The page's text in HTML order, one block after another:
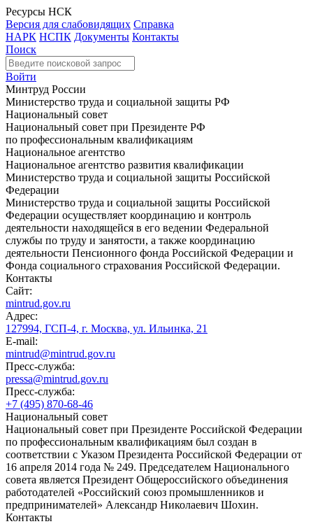
Ресурсы НСК
Версия для слабовидящих Справка
НАРК НСПК Документы Контакты
Поиск
Войти
Минтруд России
Министерство труда и социальной защиты РФ
Национальный совет
Национальный совет при Президенте РФ
по профессиональным квалификациям
Национальное агентство
Национальное агентство развития квалификации
Министерство труда и социальной защиты Российской
Федерации
Министерство труда и социальной защиты Российской
Федерации осуществляет координацию и контроль
деятельности находящейся в его ведении Федеральной
службы по труду и занятости, а также координацию
деятельности Пенсионного фонда Российской Федерации и
Фонда социального страхования Российской Федерации.
Контакты
Сайт:
mintrud.gov.ru
Адрес:
127994, ГСП-4, г. Москва, ул. Ильинка, 21
E-mail:
mintrud@mintrud.gov.ru
Пресс-служба:
pressa@mintrud.gov.ru
Пресс-служба:
+7 (495) 870-68-46
Национальный совет
Национальный совет при Президенте Российской Федерации
по профессиональным квалификациям был создан в
соответствии с Указом Президента Российской Федерации от
16 апреля 2014 года № 249. Председателем Национального
совета является Президент Общероссийского объединения
работодателей «Российский союз промышленников и
предпринимателей» Александр Николаевич Шохин.
Контакты